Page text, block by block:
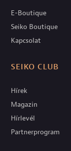
E-Boutique
Seiko Boutique
Kapcsolat
SEIKO CLUB
Hírek
Magazin
Hírlevél
Partnerprogram